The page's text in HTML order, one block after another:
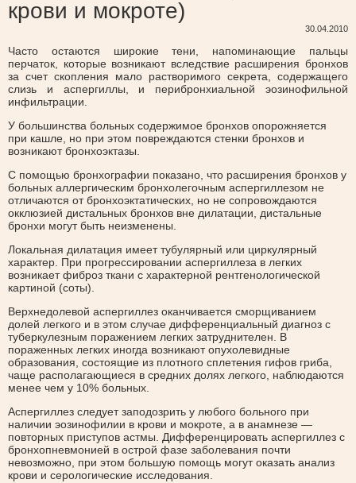
крови и мокроте)
30.04.2010
Часто остаются широкие тени, напоминающие пальцы
перчаток, которые возникают вследствие расширения бронхов
за счет скопления мало растворимого секрета, содержащего
слизь и аспергиллы, и перибронхиальной эозинофильной
инфильтрации.
У большинства больных содержимое бронхов опорожняется
при кашле, но при этом повреждаются стенки бронхов и
возникают бронхоэктазы.
С помощью бронхографии показано, что расширения бронхов у
больных аллергическим бронхолегочным аспергиллезом не
отличаются от бронхоэктатических, но не сопровождаются
окклюзией дистальных бронхов вне дилатации, дистальные
бронхи могут быть неизменены.
Локальная дилатация имеет тубулярный или циркулярный
характер. При прогрессировании аспергиллеза в легких
возникает фиброз ткани с характерной рентгенологической
картиной (соты).
Верхнедолевой аспергиллез оканчивается сморщиванием
долей легкого и в этом случае дифференциальный диагноз с
туберкулезным поражением легких затруднителен. В
пораженных легких иногда возникают опухолевидные
образования, состоящие из плотного сплетения гифов гриба,
чаще располагающиеся в средних долях легкого, наблюдаются
менее чем у 10% больных.
Аспергиллез следует заподозрить у любого больного при
наличии эозинофилии в крови и мокроте, а в анамнезе —
повторных приступов астмы. Дифференцировать аспергиллез с
бронхопневмонией в острой фазе заболевания почти
невозможно, при этом большую помощь могут оказать анализ
крови и серологические исследования.